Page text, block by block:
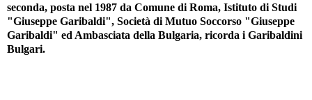
seconda, posta nel 1987 da Comune di Roma, Istituto di Studi
"Giuseppe Garibaldi", Società di Mutuo Soccorso "Giuseppe
Garibaldi" ed Ambasciata della Bulgaria, ricorda i Garibaldini
Bulgari.